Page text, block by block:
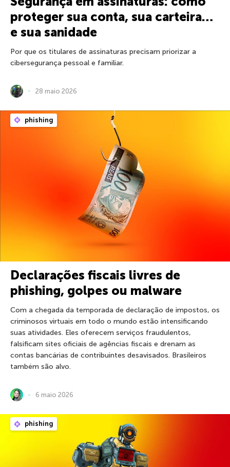
proteger sua conta, sua carteira…
e sua sanidade
Por que os titulares de assinaturas precisam priorizar a
cibersegurança pessoal e familiar.
28 maio 2026
phishing
Declarações fiscais livres de
phishing, golpes ou malware
Com a chegada da temporada de declaração de impostos, os
criminosos virtuais em todo o mundo estão intensificando
suas atividades. Eles oferecem serviços fraudulentos,
falsificam sites oficiais de agências fiscais e drenam as
contas bancárias de contribuintes desavisados. Brasileiros
também são alvo.
6 maio 2026
phishing